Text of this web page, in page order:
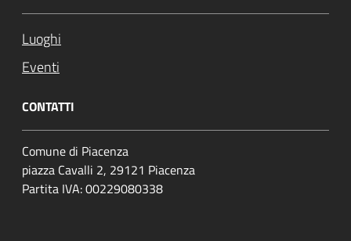
Luoghi
Eventi
CONTATTI
Comune di Piacenza
piazza Cavalli 2, 29121 Piacenza
Partita IVA: 00229080338